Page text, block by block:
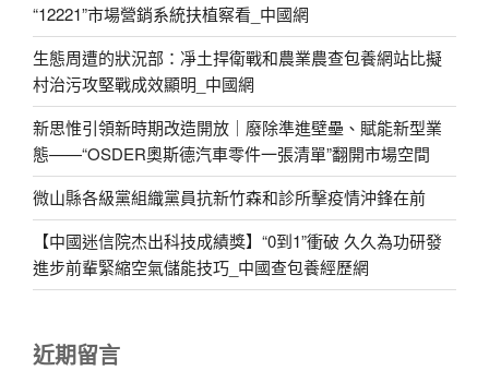
“12221”市場營銷系統扶植察看_中國網
生態周遭的狀況部：凈土捍衛戰和農業農查包養網站比擬
村治污攻堅戰成效顯明_中國網
新思惟引領新時期改造開放｜廢除準進壁壘、賦能新型業
態——“OSDER奧斯德汽車零件一張清單”翻開市場空間
微山縣各級黨組織黨員抗新竹森和診所擊疫情沖鋒在前
【中國迷信院杰出科技成績獎】“0到1”衝破 久久為功研發
進步前輩緊縮空氣儲能技巧_中國查包養經歷網
近期留言